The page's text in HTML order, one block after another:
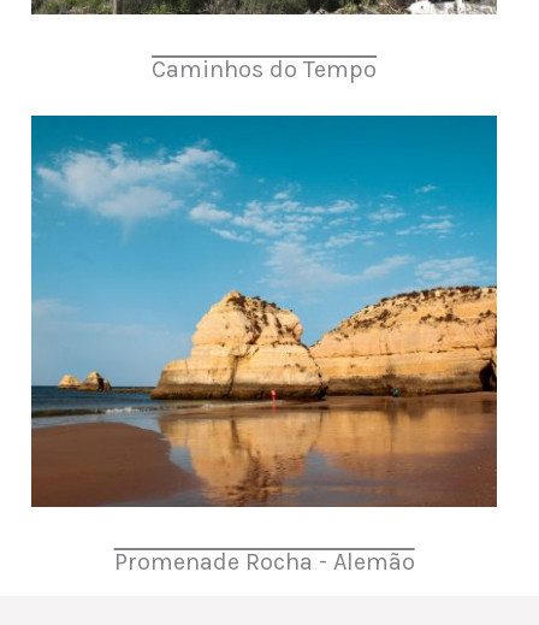
Caminhos do Tempo
Promenade Rocha - Alemão